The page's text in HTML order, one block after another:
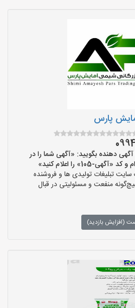
پارس
دهنده بگویید: «آگهی شما را در
105» را اعلام کنید»
تبلیغات تولیدی ها و فروشنده
منفعت و مسئولیتی در قبال
(افزایش بازدید)